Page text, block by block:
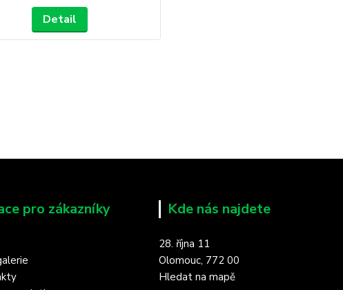
Detail
pro zákazníky Kde nás najdete
28. října 11
Olomouc, 772 00
Hledat na mapě